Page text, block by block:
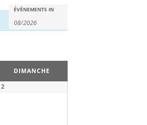
Recherche
et
de
vues
Évènements
Search
ÉVÈNEMENTS IN
DIMANCHE
2